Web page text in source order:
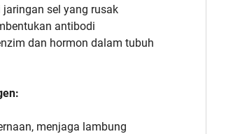
sel yang rusak
antibodi
dan hormon dalam tubuh
menjaga lambung